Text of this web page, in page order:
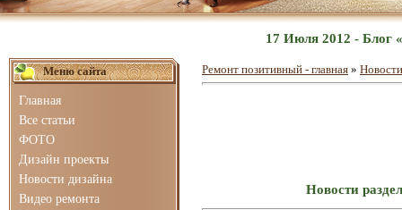
17 Июля 2012 - Блог
Меню сайта
Главная
Все статьи
ФОТО
Дизайн проекты
Новости дизайна
Видео ремонта
Ремонт позитивный - главная »
Новости